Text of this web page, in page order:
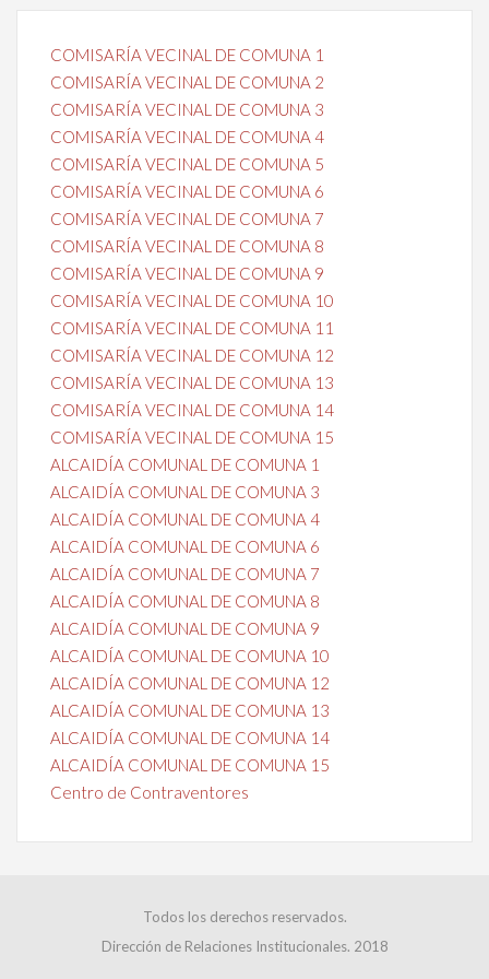
COMISARÍA VECINAL DE COMUNA 1
COMISARÍA VECINAL DE COMUNA 2
COMISARÍA VECINAL DE COMUNA 3
COMISARÍA VECINAL DE COMUNA 4
COMISARÍA VECINAL DE COMUNA 5
COMISARÍA VECINAL DE COMUNA 6
COMISARÍA VECINAL DE COMUNA 7
COMISARÍA VECINAL DE COMUNA 8
COMISARÍA VECINAL DE COMUNA 9
COMISARÍA VECINAL DE COMUNA 10
COMISARÍA VECINAL DE COMUNA 11
COMISARÍA VECINAL DE COMUNA 12
COMISARÍA VECINAL DE COMUNA 13
COMISARÍA VECINAL DE COMUNA 14
COMISARÍA VECINAL DE COMUNA 15
ALCAIDÍA COMUNAL DE COMUNA 1
ALCAIDÍA COMUNAL DE COMUNA 3
ALCAIDÍA COMUNAL DE COMUNA 4
ALCAIDÍA COMUNAL DE COMUNA 6
ALCAIDÍA COMUNAL DE COMUNA 7
ALCAIDÍA COMUNAL DE COMUNA 8
ALCAIDÍA COMUNAL DE COMUNA 9
ALCAIDÍA COMUNAL DE COMUNA 10
ALCAIDÍA COMUNAL DE COMUNA 12
ALCAIDÍA COMUNAL DE COMUNA 13
ALCAIDÍA COMUNAL DE COMUNA 14
ALCAIDÍA COMUNAL DE COMUNA 15
Centro de Contraventores
Todos los derechos reservados.
Dirección de Relaciones Institucionales. 2018